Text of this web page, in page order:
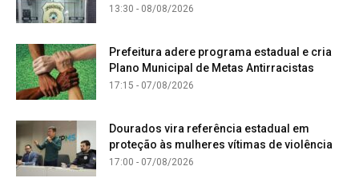
13:30 - 08/08/2026
Prefeitura adere programa estadual e cria
Plano Municipal de Metas Antirracistas
17:15 - 07/08/2026
Dourados vira referência estadual em
proteção às mulheres vítimas de violência
17:00 - 07/08/2026